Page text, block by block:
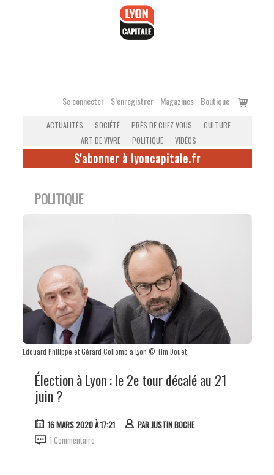
Se connecter S’enregistrer Magazines Boutique
Voir
ACTUALITÉS SOCIÉTÉ PRÈS DE CHEZ VOUS
CULTURE
ART DE VIVRE
POLITIQUE VIDÉOS
S'abonner à lyoncapitale.fr
POLITIQUE
Edouard Philippe et Gérard Collomb à Lyon © Tim Douet
Élection à Lyon : le 2e tour décalé au 21
juin ?
16 MARS 2020 À 17:21 PARJUSTIN BOCHE
1 Commentaire